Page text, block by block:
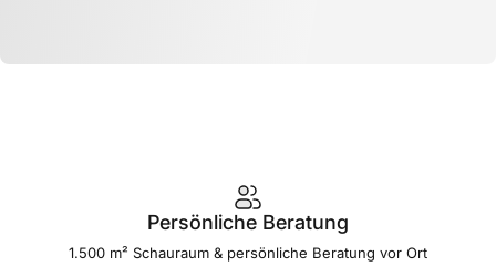
Persönliche Beratung
1.500 m² Schauraum & persönliche Beratung vor Ort